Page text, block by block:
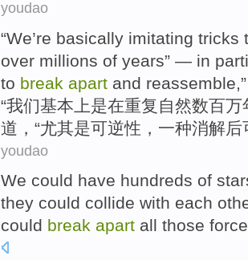
youdao
“We’re basically imitating tricks
over millions of years” — in
to break apart and reassemble
“我们基本上是在重复 自然数百万
道 ，“尤其是可逆性 ，一种消解后
youdao
We could have hundreds of
they could collide with each
could break apart all those